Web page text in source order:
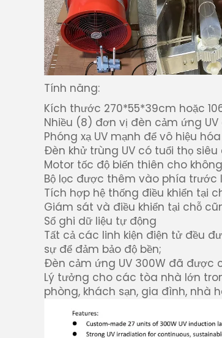
Tính năng:
Kích thước 270*55*39cm hoặc
Nhiều (8) đơn vị đèn cảm ứng
Phóng xạ UV mạnh để vô hiệu
Đèn khử trùng UV có tuổi thọ
Motor tốc độ biến thiên cho
Bộ lọc được thêm vào phía trước
Tích hợp hệ thống điều khiển tại
Giám sát và điều khiển tại chỗ
Sổ ghi dữ liệu tự động
Tất cả các linh kiện điện tử đều
sự để đảm bảo độ bền;
Đèn cảm ứng UV 300W đã được
Lý tưởng cho các tòa nhà lớn
phòng, khách sạn, gia đình, nhà